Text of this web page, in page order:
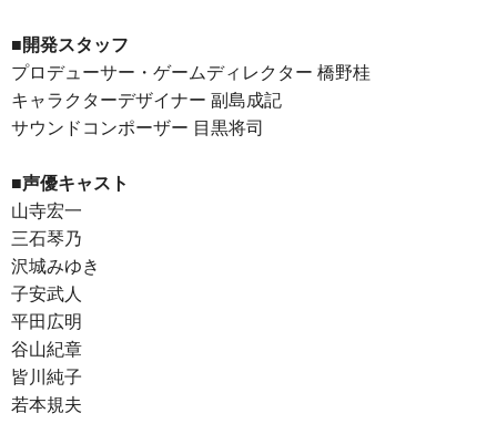
■開発スタッフ
プロデューサー・ゲームディレクター 橋野桂
キャラクターデザイナー 副島成記
サウンドコンポーザー 目黒将司
■声優キャスト
山寺宏一
三石琴乃
沢城みゆき
子安武人
平田広明
谷山紀章
皆川純子
若本規夫